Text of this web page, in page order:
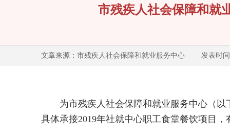
市残疾人社会保障和就
文章来源：市残疾人社会保障和就业服务中心 发表时间
为市残疾人社会保障和就业服务中心（
具体承接2019年社就中心职工食堂餐饮项目